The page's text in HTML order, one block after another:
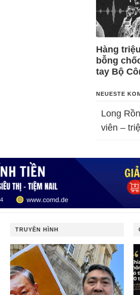
Hàng
bỗng
tay Bộ
NEUESTE
Long
viên –
TRUYỀN HÌNH